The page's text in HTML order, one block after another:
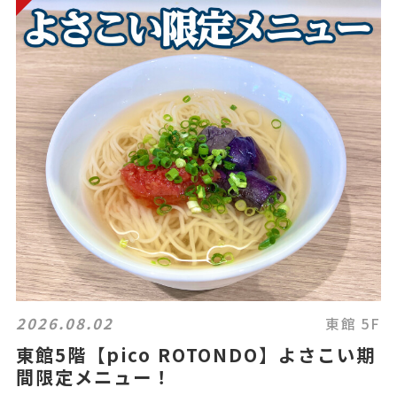
2026.08.02 東館 5F
東館5階【pico ROTONDO】よさこい期
間限定メニュー！